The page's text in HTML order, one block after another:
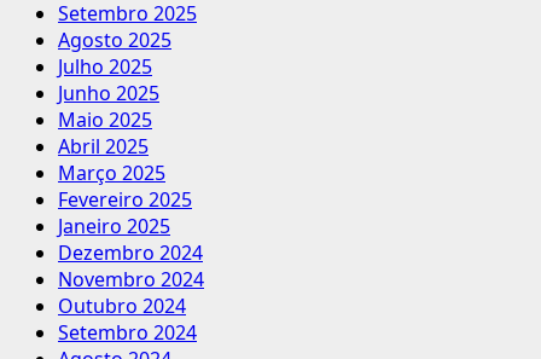
Setembro 2025
Agosto 2025
Julho 2025
Junho 2025
Maio 2025
Abril 2025
Março 2025
Fevereiro 2025
Janeiro 2025
Dezembro 2024
Novembro 2024
Outubro 2024
Setembro 2024